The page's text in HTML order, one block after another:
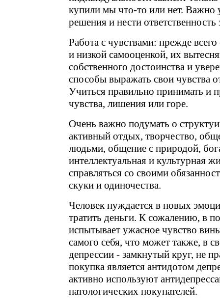
купили мы что-то или нет. Важно
решения и нести
Работа с чувствами: прежде
и низкой самооценкой, их
собственного достоинства и
способы выражать свои чувства
Учиться правильно принимать и
чувства, лишения или горе.
Очень важно подумать о
активный отдых, творчество,
людьми, общение с природой,
интеллектуальная и культурная
справляться со своими
скуки и одиночества.
Человек нуждается в новых
тратить деньги. К сожалению, в
испытывает ужасное чувство
самого себя, что может также, в
депрессии - замкнутый круг, не
покупка является антидотом
активно используют
патологических покупателей.